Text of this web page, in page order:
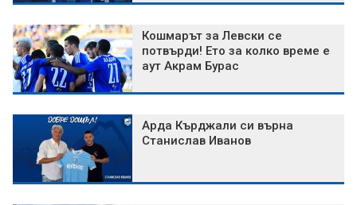
Кошмарът за Левски се
потвърди! Ето за колко време е
аут Акрам Бурас
Арда Кърджали си върна
Станислав Иванов